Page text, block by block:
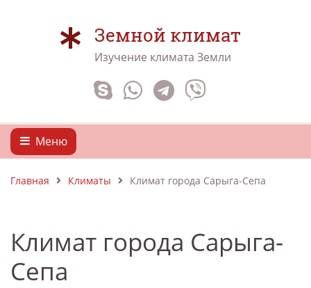
Земной климат
Изучение климата Земли
Меню
Главная Климаты Климат города Сарыга-Сепа
Климат города Сарыга-
Сепа